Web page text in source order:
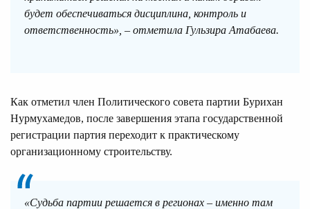
будет обеспечиваться дисциплина, контроль и
ответственность», – отметила Гульзира Атабаева.
Как отметил член Политического совета партии Бурихан
Нурмухамедов, после завершения этапа государственной
регистрации партия переходит к практическому
организационному строительству.
«Судьба партии решается в регионах – именно там